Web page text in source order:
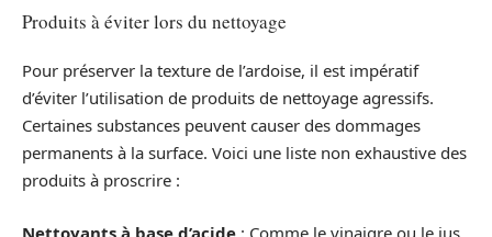
Produits à éviter lors du nettoyage
Pour préserver la texture de l’ardoise, il est impératif
d’éviter l’utilisation de produits de nettoyage agressifs.
Certaines substances peuvent causer des dommages
permanents à la surface. Voici une liste non exhaustive des
produits à proscrire :
Nettoyants à base d’acide : Comme le vinaigre ou le jus